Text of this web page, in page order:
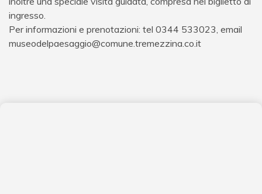
ingresso.
Per informazioni e prenotazioni: tel 0344 533023, email
museodelpaesaggio@comune.tremezzina.co.it